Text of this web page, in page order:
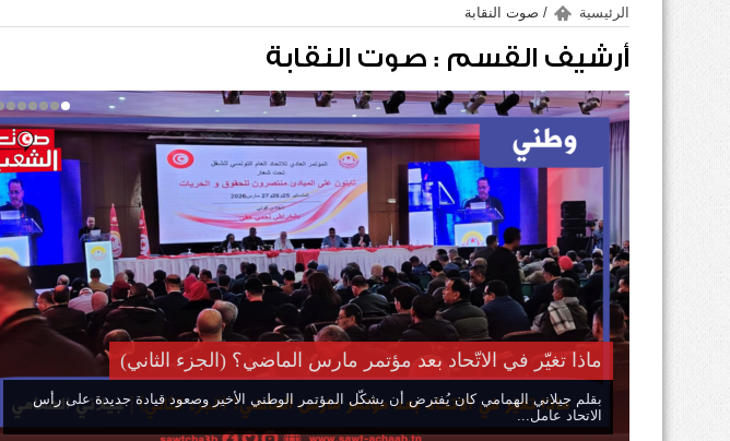
الرئيسية / صوت النقابة
أرشيف القسم : صوت النقابة
ماذا تغيّر في الاتّحاد بعد مؤتمر مارس الماضي؟ (الجزء الثاني)
بقلم جيلاني الهمامي كان يُفترض أن يشكّل المؤتمر الوطني الأخير وصعود قيادة جديدة على رأس
الاتحاد عامل...